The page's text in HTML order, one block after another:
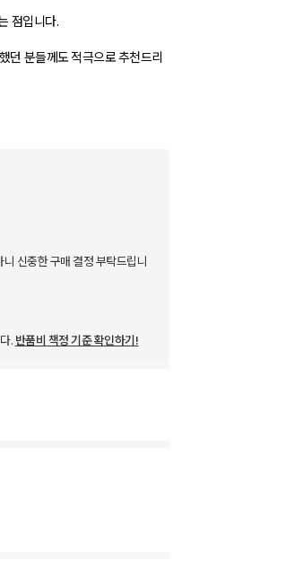
점입니다.
던 분들께도 적극으로 추천드리
신중한 구매 결정 부탁드립니
. 반품비 책정 기준 확인하기!